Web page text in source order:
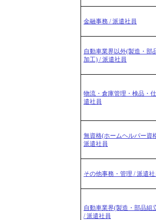
金融事務 / 派遣社員
自動車業界以外(製造・部
加工) / 派遣社員
物流・倉庫管理・検品・
遣社員
無資格(ホームヘルパー資
派遣社員
その他事務・管理 / 派遣社
自動車業界(製造・部品組
/ 派遣社員